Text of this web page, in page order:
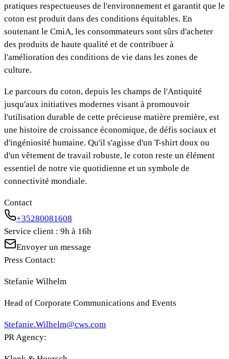
pratiques respectueuses de l'environnement et garantit que le
coton est produit dans des conditions équitables. En
soutenant le CmiA, les consommateurs sont sûrs d'acheter
des produits de haute qualité et de contribuer à
l'amélioration des conditions de vie dans les zones de
culture.
Le parcours du coton, depuis les champs de l'Antiquité
jusqu'aux initiatives modernes visant à promouvoir
l'utilisation durable de cette précieuse matière première, est
une histoire de croissance économique, de défis sociaux et
d'ingéniosité humaine. Qu'il s'agisse d'un T-shirt doux ou
d'un vêtement de travail robuste, le coton reste un élément
essentiel de notre vie quotidienne et un symbole de
connectivité mondiale.
Contact
+35280081608
Service client : 9h à 16h
Envoyer un message
Press Contact:
Stefanie Wilhelm
Head of Corporate Communications and Events
Stefanie.Wilhelm@cws.com
PR Agency: